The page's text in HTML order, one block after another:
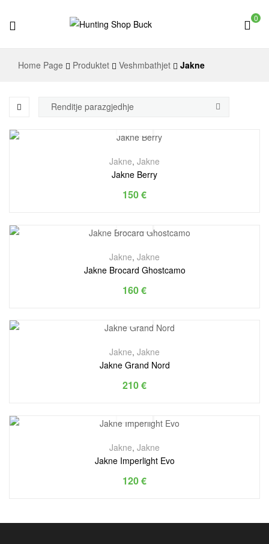
Shop
Buck
0
Home Page Produktet Veshmbathjet Jakne
Jakne, Jakne
Jakne Berry
150€
Jakne, Jakne
Jakne Brocard Ghostcamo
160€
Jakne, Jakne
Jakne Grand Nord
210€
Jakne, Jakne
Jakne Imperlight Evo
120€